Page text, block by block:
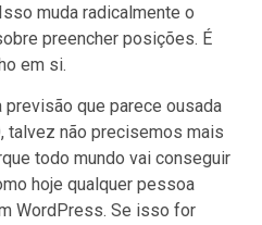
muda radicalmente o
preencher posições. É
em si.
previsão que parece ousada
talvez não precisemos mais
todo mundo vai conseguir
hoje qualquer pessoa
WordPress. Se isso for